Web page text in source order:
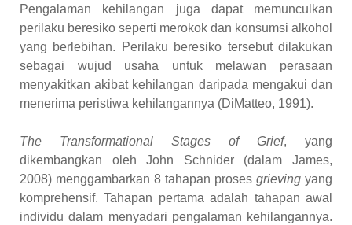
Pengalaman kehilangan juga dapat memunculkan
perilaku beresiko seperti merokok dan konsumsi alkohol
yang berlebihan. Perilaku beresiko tersebut dilakukan
sebagai wujud usaha untuk melawan perasaan
menyakitkan akibat kehilangan daripada mengakui dan
menerima peristiwa kehilangannya (DiMatteo, 1991).
The Transformational Stages of Grief, yang
dikembangkan oleh John Schnider (dalam James,
2008) menggambarkan 8 tahapan proses grieving yang
komprehensif. Tahapan pertama adalah tahapan awal
individu dalam menyadari pengalaman kehilangannya.